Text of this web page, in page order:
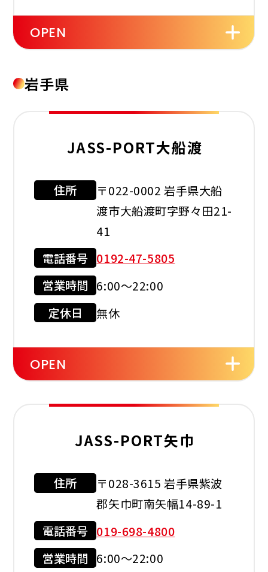
セルフ
利用可能カード
現金会員
店舗サービス
セルフ 洗車機 24時間
OPEN
岩手県
JASS-PORT大船渡
住所
〒022-0002 岩手県大船
渡市大船渡町字野々田21-
41
電話番号 0192-47-5805
営業時間 6:00〜22:00
定休日
無休
利用可能カード
現金会員 クレジット
OPEN
JASS-PORT矢巾
住所
〒028-3615 岩手県紫波
郡矢巾町南矢幅14-89-1
電話番号 019-698-4800
営業時間 6:00～22:00